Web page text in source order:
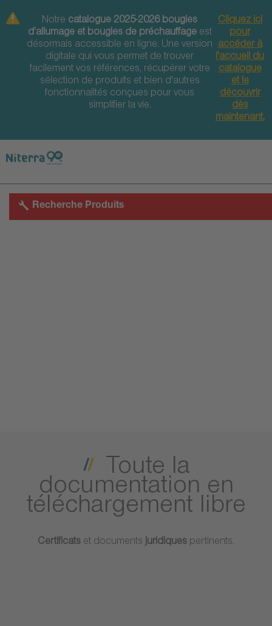
Notre catalogue 2025-2026 bougies
d’allumage et bougies de préchauffageest
désormais accessible en ligne. Une version
digitale qui vous permet de trouver
facilement vos références, récupérer votre
sélection de produits et bien d'autres
fonctionnalités conçues pour vous
simplifier la vie.
Cliquez ici
pour
accéder à
l'accueil du
catalogue
et le
découvrir
dès
maintenant.
to
to
to
Recherche Produits
Toute la
documentation en
téléchargement libre
Certificats et documents juridiques pertinents.